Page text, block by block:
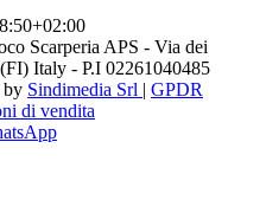
Scarperia APS - Via dei
Italy - P.I 02261040485
Sindimedia Srl | GPDR
di vendita